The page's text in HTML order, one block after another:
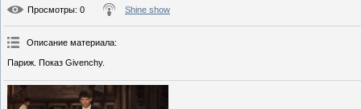
Просмотры: 0 Shine show
Описание материала:
Париж. Показ Givenchy.